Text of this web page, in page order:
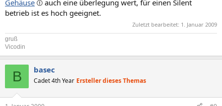
Gehäuse
auch eine überlegung wert, für einen Silent
betrieb ist es hoch geeignet.
Zuletzt bearbeitet: 1. Januar 2009
gruß
Vicodin
B basec
Cadet 4th Year Ersteller dieses Themas